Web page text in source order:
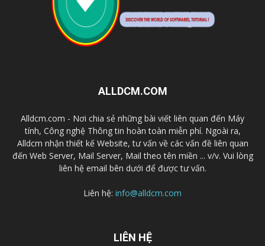
ALLDCM.COM
Alldcm.com - Nơi chia sẻ những bài viết liên quan đến Máy
tính, Công nghệ Thông tin hoàn toàn miễn phí. Ngoài ra,
Alldcm nhận thiết kế Website, tư vấn về các vấn đề liên quan
đến Web Server, Mail Server, Mail theo tên miền ... v/v. Vui lòng
liên hệ email bên dưới để được tư vấn.
Liên hệ: info@alldcm.com
LIÊN HỆ